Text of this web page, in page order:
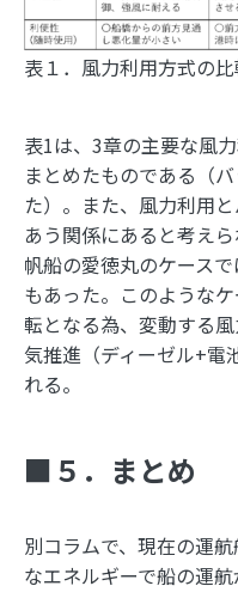
表１．風力利用方式の
表1は、3章の主要な風
まとめたものである（
た）。また、風力利用
あう関係にあると考え
帆船の愛徳丸のケース
もあった。このような
転となる為、変動する
気推進（ディーゼル+電
れる。
■５．まとめ
別コラムで、現在の運
なエネルギーで船の運